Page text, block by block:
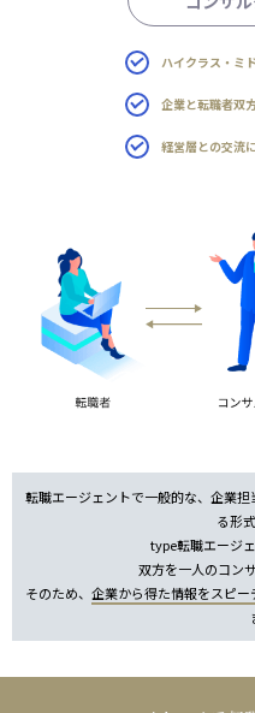
ハイクラス・ミ
企業と転職者双
経営層との交流
転職エージェントで一般的な、企業
る形
type転職エージ
双方を一人のコン
そのため、 企業から得た情報をスピ